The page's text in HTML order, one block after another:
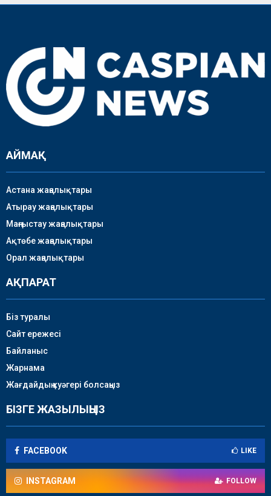
АЙМАҚ
Астана жаңалықтары
Атырау жаңалықтары
Маңғыстау жаңалықтары
Ақтөбе жаңалықтары
Орал жаңалықтары
АҚПАРАТ
Біз туралы
Сайт ережесі
Байланыс
Жарнама
Жағдайдың куәгері болсаңыз
БІЗГЕ ЖАЗЫЛЫҢЫЗ
FACEBOOK LIKE
INSTAGRAM FOLLOW